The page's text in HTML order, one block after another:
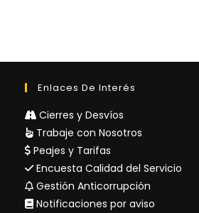
Enlaces De Interés
Cierres y Desvíos
Trabaje con Nosotros
Peajes y Tarifas
Encuesta Calidad del Servicio
Gestión Anticorrupción
Notificaciones por aviso